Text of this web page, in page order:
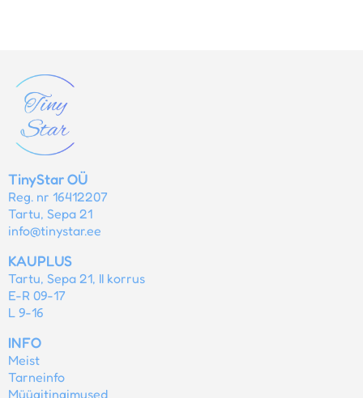
TinyStar OÜ
Reg. nr 16412207
Tartu, Sepa 21
info@tinystar.ee
KAUPLUS
Tartu, Sepa 21, II korrus
E-R 09-17
L 9-16
INFO
Meist
Tarneinfo
Müügitingimused